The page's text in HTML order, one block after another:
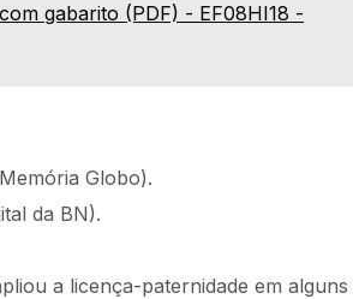
gabarito (PDF) - EF08HI18 -
Globo).
da BN).
a licença-paternidade em alguns